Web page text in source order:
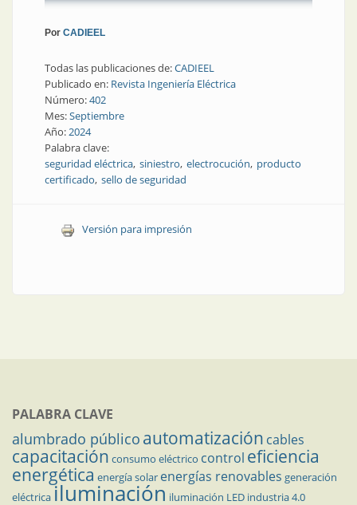
Por CADIEEL
Todas las publicaciones de:CADIEEL
Publicado en: Revista Ingeniería Eléctrica
Número:402
Mes:Septiembre
Año:2024
Palabra clave:
seguridad eléctrica siniestro electrocución producto
certificado sello de seguridad
Versión para impresión
PALABRA CLAVE
alumbrado público automatización cables
capacitación consumo eléctrico control eficiencia
energética energía solar energías renovables generación
eléctricailuminación iluminación LED industria 4.0